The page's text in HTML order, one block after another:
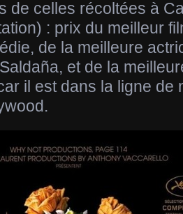
de celles récoltées à
: prix du meilleur
de la meilleure
et de la
il est dans la ligne